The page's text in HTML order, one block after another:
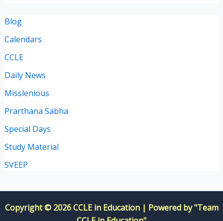
Blog
Calendars
CCLE
Daily News
Misslenious
Prarthana Sabha
Special Days
Study Material
SVEEP
Copyright © 2026 CCLE in Education | Powered by "Team